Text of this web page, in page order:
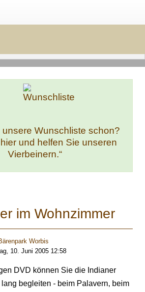
Wunschliste schon?
und helfen Sie unseren
Vierbeinern.“
im Wohnzimmer
Worbis
10. Juni 2005 12:58
DVD können Sie die Indianer
begleiten - beim Palavern, beim